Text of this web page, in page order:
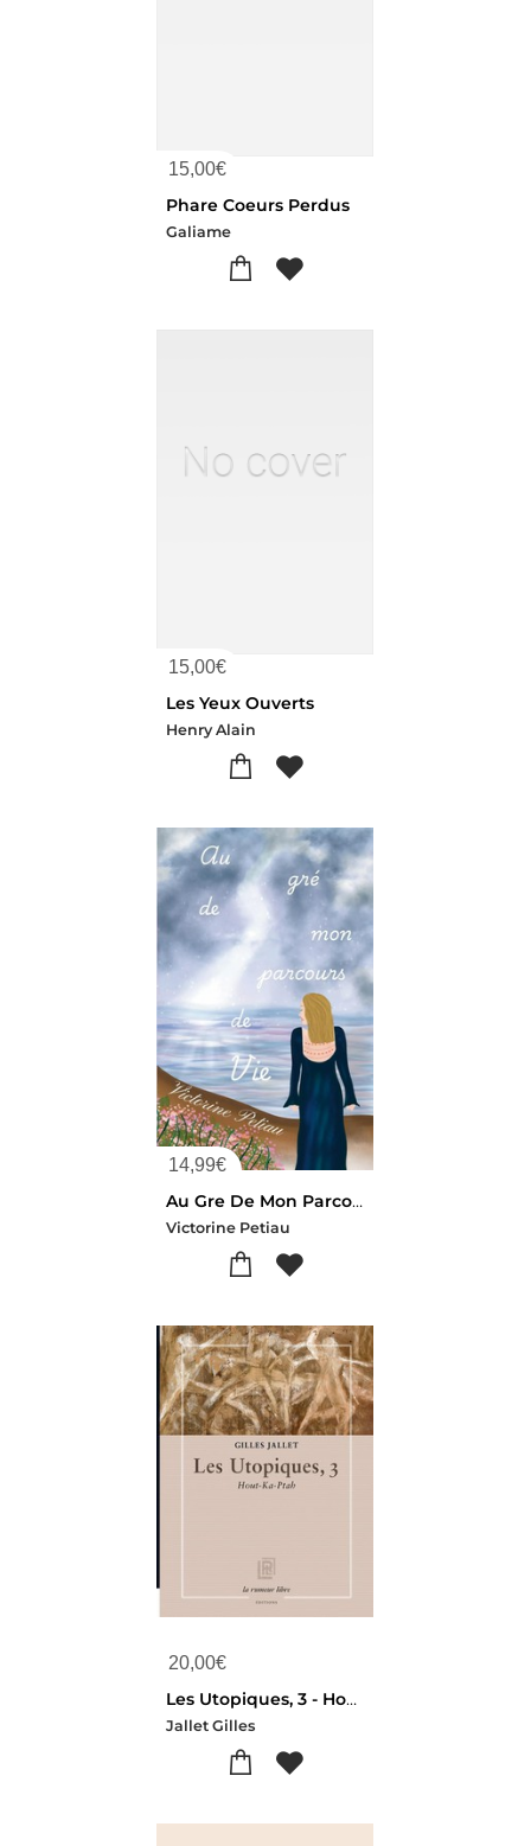
15,00€
Phare Coeurs Perdus
Galiame
15,00€
Les Yeux Ouverts
Henry Alain
14,99€
Au Gre De Mon Parcours De Vie
Victorine Petiau
20,00€
Les Utopiques, 3 - Hout-ka-ptah
Jallet Gilles